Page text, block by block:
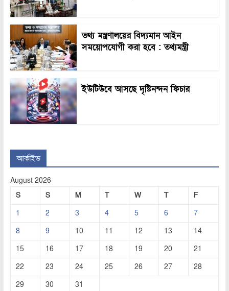
তথ্য মন্ত্রণালয়ের বিদ্যমান আইন
সময়োপযোগী করা হবে : তথ্যমন্ত্রী
ইউটিউবে আসছে দৃষ্টিনন্দন ফিচার
আর্কাইভ
August 2026
S
S M T W T
F
1
2 3 4 5 6
7
8
9 10 11 12 13
14
15
16 17 18 19 20
21
22
23 24 25 26 27
28
29
30 31